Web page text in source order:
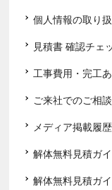
個人情報の取り
見積書 確認チェ
工事費用・完工
ご来社でのご相談
メディア掲載履歴
解体無料見積ガ
解体無料見積ガ